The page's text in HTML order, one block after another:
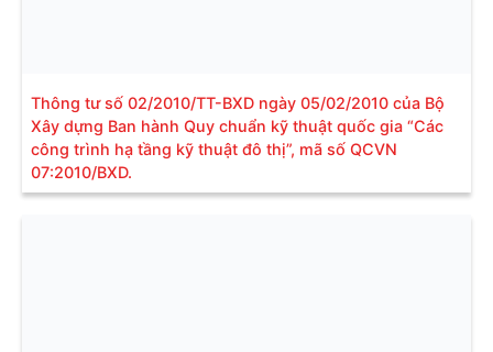
Thông tư số 02/2010/TT-BXD ngày 05/02/2010 của Bộ
Xây dựng Ban hành Quy chuẩn kỹ thuật quốc gia “Các
công trình hạ tầng kỹ thuật đô thị”, mã số QCVN
07:2010/BXD.